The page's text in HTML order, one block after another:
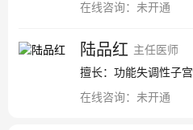
在线咨询： 未开通
陆品红 主任医师
在线咨询： 未开通